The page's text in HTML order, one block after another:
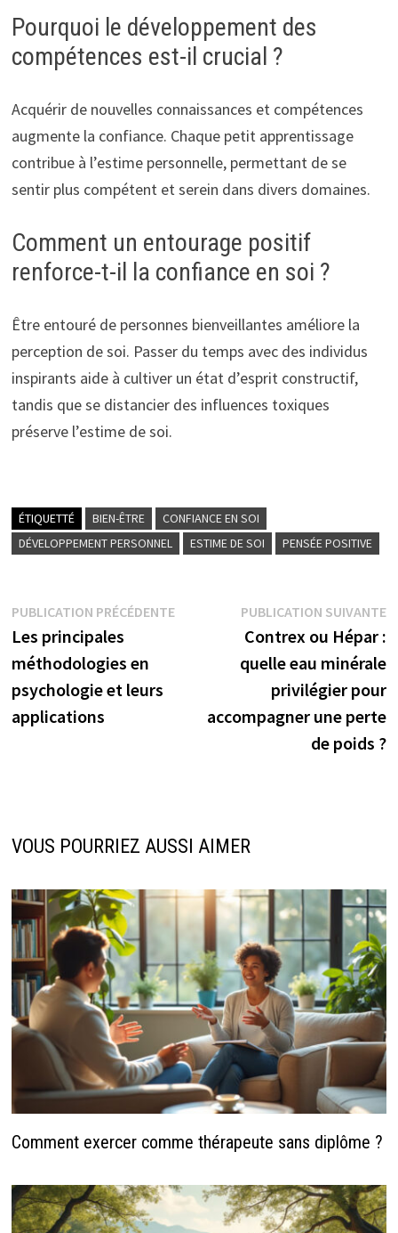
Pourquoi le développement des
compétences est-il crucial ?
Acquérir de nouvelles connaissances et compétences
augmente la confiance. Chaque petit apprentissage
contribue à l’estime personnelle, permettant de se
sentir plus compétent et serein dans divers domaines.
Comment un entourage positif
renforce-t-il la confiance en soi ?
Être entouré de personnes bienveillantes améliore la
perception de soi. Passer du temps avec des individus
inspirants aide à cultiver un état d’esprit constructif,
tandis que se distancier des influences toxiques
préserve l’estime de soi.
ÉTIQUETTÉ BIEN-ÊTRE
CONFIANCE EN SOI
DÉVELOPPEMENT PERSONNEL
ESTIME DE SOI PENSÉE POSITIVE
Navigation
de
l’article
PUBLICATION PRÉCÉDENTEPublication
précédente :
Les principales
méthodologies en
psychologie et leurs
applications
PUBLICATION SUIVANTE
Contrex ou Hépar :
quelle eau minérale
privilégier pour
accompagner une perte
de poids ?
VOUS POURRIEZ AUSSI AIMER
Comment exercer comme thérapeute sans diplôme ?